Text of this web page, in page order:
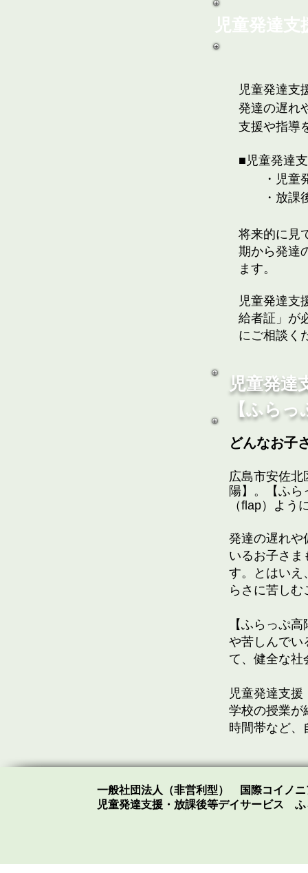
児童発達
児童発達支
発達の遅れ
支援や指導
■児童発達
・児童発
・放課後
将来的に見
期から発達
ます。
児童発達支
給者証」が
にご相談く
児童発達
【ふら
どんなお子
広島市安佐北
陽】。【ふ
（flap）よう
発達の遅れや
いるお子さま
す。とはいえ
らさに苦し
【ふらっぷ
や苦しんでい
て、健全な社
児童発達支
学校の授業が
時間帯など、
一般社団法人（非営利型） 国際コイノニ
児童発達支援・放課後等デイサービス​ ふ